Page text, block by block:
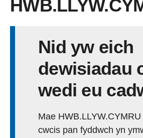
Nid yw eich
dewisiadau
wedi eu
Mae
cwcis pan fyddwch yn